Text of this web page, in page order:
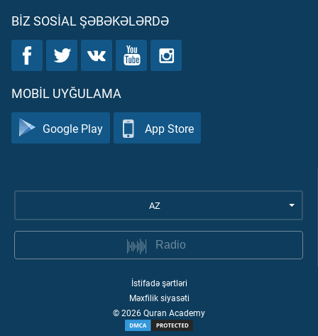
BIZ SOSIAL ŞƏBƏKƏLƏRDƏ
MOBIL UYĞULAMA
Google Play App Store
AZ
Radio
İstifadə şərtləri
Məxfilik siyasəti
©2026Quran Academy